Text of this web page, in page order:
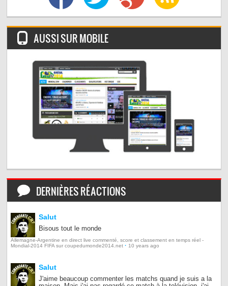
AUSSI SUR MOBILE
DERNIÈRES RÉACTIONS
Salut
Bisous tout le monde
Allemagne-Argentine en direct live commenté, score et classement en temps réel -
Mondial-2014 FIFA sur coupedumonde2014.net · 10 years ago
Salut
J'aime beaucoup commenter les matchs quand je suis a la